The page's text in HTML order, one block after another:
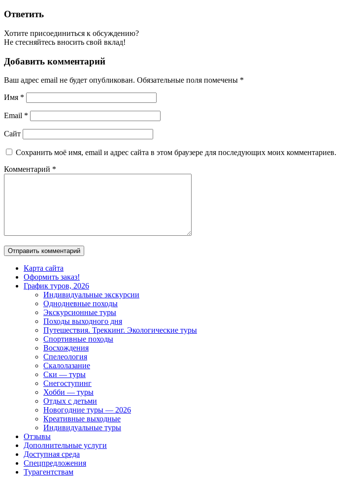
Ответить
Хотите присоединиться к обсуждению?
Не стесняйтесь вносить свой вклад!
Добавить комментарий
Ваш адрес email не будет опубликован. Обязательные поля помечены *
Имя *
Email *
Сайт
Сохранить моё имя, email и адрес сайта в этом браузере для последующих моих комментариев.
Комментарий *
Карта сайта
Оформить заказ!
График туров, 2026
Индивидуальные экскурсии
Однодневные походы
Экскурсионные туры
Походы выходного дня
Путешествия. Треккинг. Экологические туры
Спортивные походы
Восхождения
Спелеология
Скалолазание
Ски — туры
Снегоступинг
Хобби — туры
Отдых с детьми
Новогодние туры — 2026
Креативные выходные
Индивидуальные туры
Отзывы
Дополнительные услуги
Доступная среда
Спецпредложения
Турагентствам